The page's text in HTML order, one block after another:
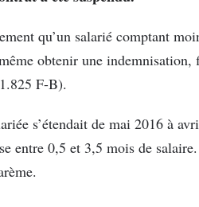
qu’un salarié comptant
obtenir une
F-B).
s’étendait de mai 2016 à
entre 0,5 et 3,5 mois de